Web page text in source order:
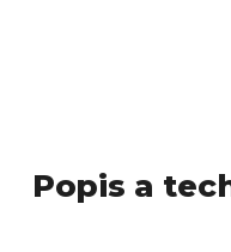
Popis a